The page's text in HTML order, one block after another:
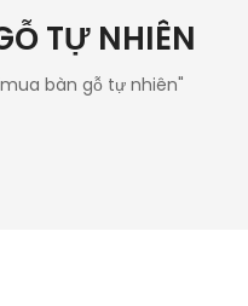
TỰ NHIÊN
bàn gỗ tự nhiên"